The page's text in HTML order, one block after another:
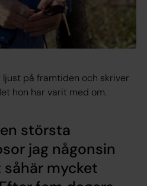
ljust på framtiden och skriver
hon har varit med om.
största
jag någonsin
mycket